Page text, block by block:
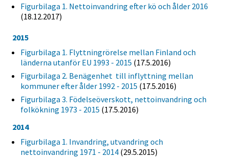
Figurbilaga 1. Nettoinvandring efter kö och ålder 2016
(18.12.2017)
2015
Figurbilaga 1. Flyttningrörelse mellan Finland och
länderna utanför EU 1993 - 2015 (17.5.2016)
Figurbilaga 2. Benägenhet till inflyttning mellan
kommuner efter ålder 1992 - 2015 (17.5.2016)
Figurbilaga 3. Födelseöverskott, nettoinvandring och
folkökning 1973 - 2015 (17.5.2016)
2014
Figurbilaga 1. Invandring, utvandring och
nettoinvandring 1971 - 2014 (29.5.2015)